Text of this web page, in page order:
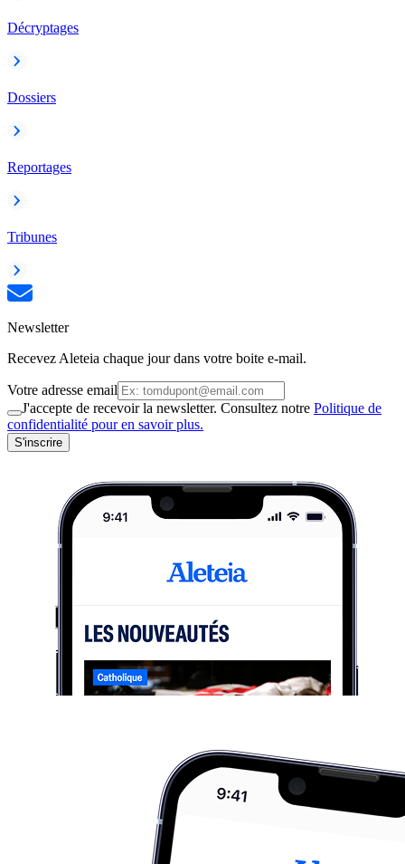
Décryptages
Dossiers
Reportages
Tribunes
Newsletter
Recevez Aleteia chaque jour dans votre boite e-mail.
Votre adresse email
J'accepte de recevoir la newsletter. Consultez notre Politique de
confidentialité pour en savoir plus.
S'inscrire